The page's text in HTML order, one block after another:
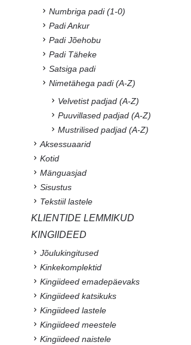
Numbriga padi (1-0)
Padi Ankur
Padi Jõehobu
Padi Täheke
Satsiga padi
Nimetähega padi (A-Z)
Velvetist padjad (A-Z)
Puuvillased padjad (A-Z)
Mustrilised padjad (A-Z)
Aksessuaarid
Kotid
Mänguasjad
Sisustus
Tekstiil lastele
KLIENTIDE LEMMIKUD
KINGIIDEED
Jõulukingitused
Kinkekomplektid
Kingiideed emadepäevaks
Kingiideed katsikuks
Kingiideed lastele
Kingiideed meestele
Kingiideed naistele